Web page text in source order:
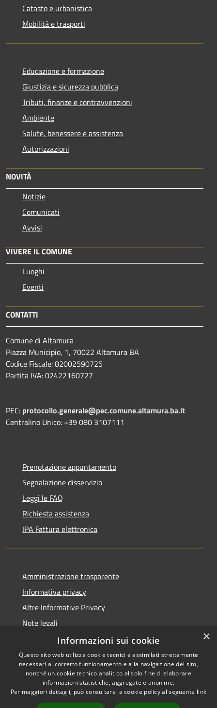
Catasto e urbanistica
Mobilità e trasporti
Educazione e formazione
Giustizia e sicurezza pubblica
Tributi, finanze e contravvenzioni
Ambiente
Salute, benessere e assistenza
Autorizzazioni
NOVITÀ
Notizie
Comunicati
Avvisi
VIVERE IL COMUNE
Luoghi
Eventi
CONTATTI
Comune di Altamura
Piazza Municipio, 1, 70022 Altamura BA
Codice Fiscale: 82002590725
Partita IVA: 02422160727
PEC: protocollo.generale@pec.comune.altamura.ba.it
Centralino Unico: +39 080 3107111
Prenotazione appuntamento
Segnalazione disservizio
Leggi le FAQ
Richiesta assistenza
IPA Fattura elettronica
Amministrazione trasparente
Informativa privacy
Altre Informative Privacy
Note legali
Dichiarazione di accessibilità
RSS
Accessibilità
Copyright © 2026 • Comune di
Altamura • Powered by
×
Informazioni sui cookie
Questo sito web utilizza cookie tecnici e assimilati strettamente
necessari al corretto funzionamento e alla navigazione del sito,
nonché un cookie tecnico analitico al solo fine di elaborare
informazioni statistiche, aggregate e anonime.
Per maggiori dettagli, può consultare la cookie policy al seguente link